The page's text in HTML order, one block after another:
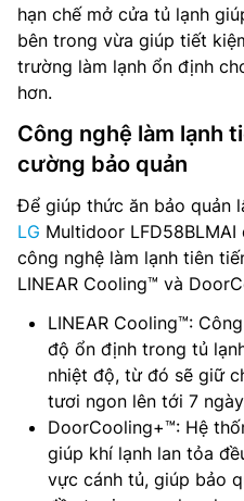
hạn chế mở cửa tủ lạnh
bên trong vừa giúp tiết
trường làm lạnh ổn định
hơn.
Công nghệ làm lạnh
cường bảo quản
Để giúp thức ăn bảo quản
LG Multidoor
công nghệ làm lạnh tiên
LINEAR Cooling™ và
LINEAR Cooling™:
độ ổn định trong tủ
nhiệt độ, từ đó sẽ giữ
tươi ngon lên tới 7
DoorCooling+™: Hệ
giúp khí lạnh lan tỏa
vực cánh tủ, giúp bảo